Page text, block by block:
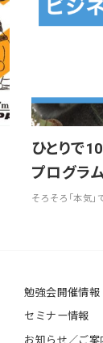
ひとりで
プログラ
そろそろ「本気
勉強会開催情報
セミナー情報
お知らせ／ご案